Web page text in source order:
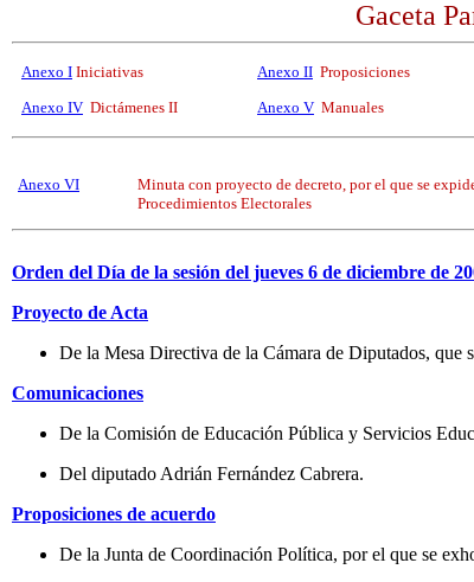
Gaceta
Anexo I Iniciativas Anexo II Proposiciones
Anexo IV Dictámenes II Anexo V Manuales
Anexo VI
Minuta con proyecto de decreto, por el que se
Procedimientos Electorales
Orden del Día de la sesión del jueves 6 de diciembre de
Proyecto de Acta
De la Mesa Directiva de la Cámara de Diputados, que
Comunicaciones
De la Comisión de Educación Pública y Servicios
Del diputado Adrián Fernández Cabrera.
Proposiciones de acuerdo
De la Junta de Coordinación Política, por el que se